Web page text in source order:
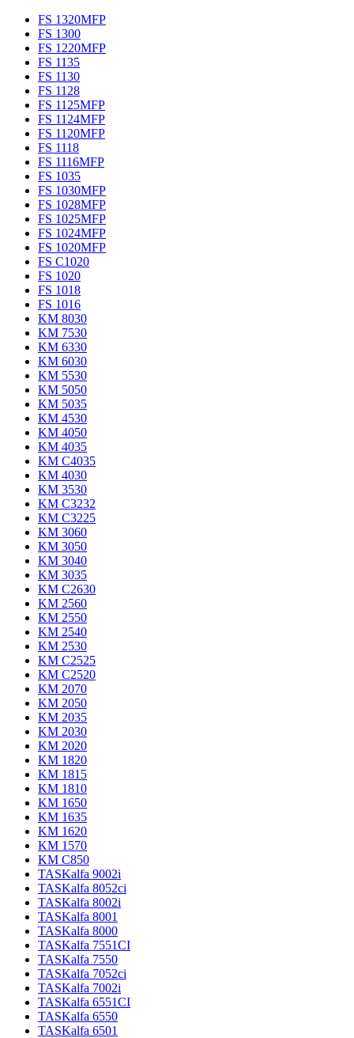
FS 1320MFP
FS 1300
FS 1220MFP
FS 1135
FS 1130
FS 1128
FS 1125MFP
FS 1124MFP
FS 1120MFP
FS 1118
FS 1116MFP
FS 1035
FS 1030MFP
FS 1028MFP
FS 1025MFP
FS 1024MFP
FS 1020MFP
FS C1020
FS 1020
FS 1018
FS 1016
KM 8030
KM 7530
KM 6330
KM 6030
KM 5530
KM 5050
KM 5035
KM 4530
KM 4050
KM 4035
KM C4035
KM 4030
KM 3530
KM C3232
KM C3225
KM 3060
KM 3050
KM 3040
KM 3035
KM C2630
KM 2560
KM 2550
KM 2540
KM 2530
KM C2525
KM C2520
KM 2070
KM 2050
KM 2035
KM 2030
KM 2020
KM 1820
KM 1815
KM 1810
KM 1650
KM 1635
KM 1620
KM 1570
KM C850
TASKalfa 9002i
TASKalfa 8052ci
TASKalfa 8002i
TASKalfa 8001
TASKalfa 8000
TASKalfa 7551CI
TASKalfa 7550
TASKalfa 7052ci
TASKalfa 7002i
TASKalfa 6551CI
TASKalfa 6550
TASKalfa 6501